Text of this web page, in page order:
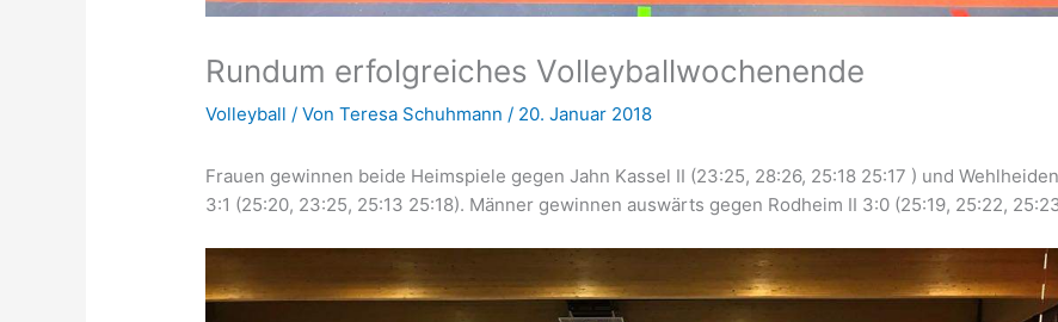
Rundum erfolgreiches Volleyballwochenende
Volleyball / VonTeresa Schuhmann / 20. Januar 2018
Frauen gewinnen beide Heimspiele gegen Jahn Kassel II (23:25, 28:26, 25:18 25:17 ) und
3:1 (25:20, 23:25, 25:13 25:18). Männer gewinnen auswärts gegen Rodheim II 3:0 (25:19, 25:22,